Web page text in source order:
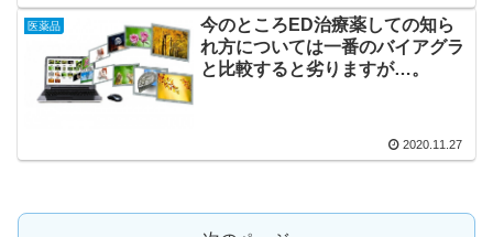
医薬品
今のところED治療薬しての知ら
れ方については一番のバイアグラ
と比較すると劣りますが…。
2020.11.27